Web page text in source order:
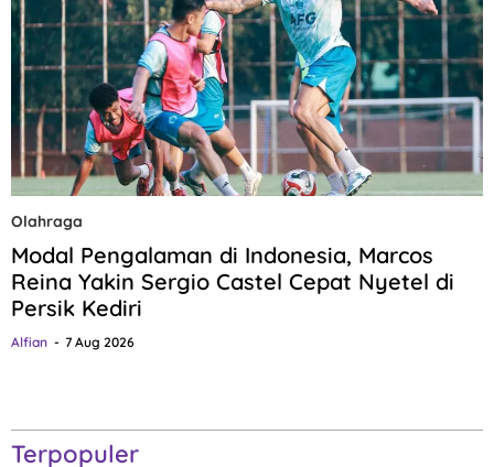
Olahraga
Modal Pengalaman di Indonesia, Marcos
Reina Yakin Sergio Castel Cepat Nyetel di
Persik Kediri
Alfian 7 Aug 2026
Terpopuler